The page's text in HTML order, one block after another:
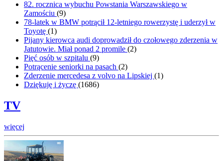
82. rocznica wybuchu Powstania Warszawskiego w
Zamościu (9)
78-latek w BMW potrącił 12-letniego rowerzystę i uderzył w
Toyotę (1)
Pijany kierowca audi doprowadził do czołowego zderzenia w
Jatutowie. Miał ponad 2 promile (2)
Pięć osób w szpitalu (9)
Potrącenie seniorki na pasach (2)
Zderzenie mercedesa z volvo na Lipskiej (1)
Dziękuję i życzę (1686)
TV
więcej